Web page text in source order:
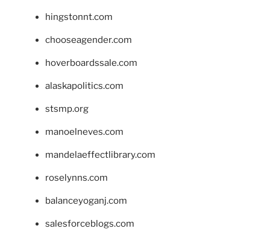
hingstonnt.com
chooseagender.com
hoverboardssale.com
alaskapolitics.com
stsmp.org
manoelneves.com
mandelaeffectlibrary.com
roselynns.com
balanceyoganj.com
salesforceblogs.com